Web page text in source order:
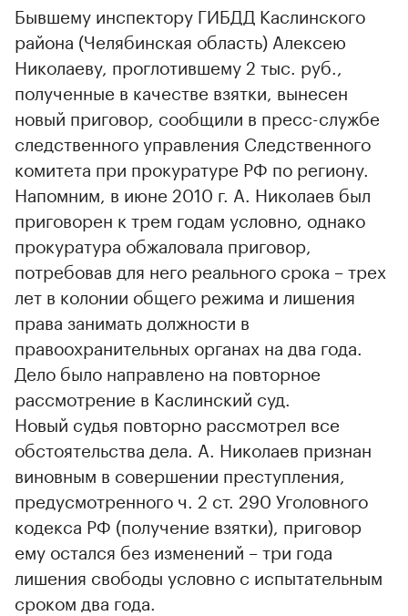
Бывшему инспектору ГИБДД Каслинского
района (Челябинская область) Алексею
Николаеву, проглотившему 2 тыс. руб.,
полученные в качестве взятки, вынесен
новый приговор, сообщили в пресс-службе
следственного управления Следственного
комитета при прокуратуре РФ по региону.
Напомним, в июне 2010 г. А. Николаев был
приговорен к трем годам условно, однако
прокуратура обжаловала приговор,
потребовав для него реального срока – трех
лет в колонии общего режима и лишения
права занимать должности в
правоохранительных органах на два года.
Дело было направлено на повторное
рассмотрение в Каслинский суд.
Новый судья повторно рассмотрел все
обстоятельства дела. А. Николаев признан
виновным в совершении преступления,
предусмотренного ч. 2 ст. 290 Уголовного
кодекса РФ (получение взятки), приговор
ему остался без изменений – три года
лишения свободы условно с испытательным
сроком два года.